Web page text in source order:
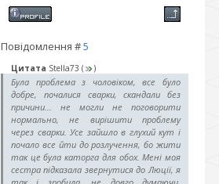
Повідомлення #5
Цитата Stella73 ( )
Була проблема з чоловіком, все було
добре, почалися сварки, скандали без
причини... не могли не поговорити
нормально, не вирішити проблему
через сварки. Усе зайшло в глухий кут і
почало все йти до розлучення, бо жити
так це була каторга для обох. Мені моя
сестра підказала звернутися до Люції, я